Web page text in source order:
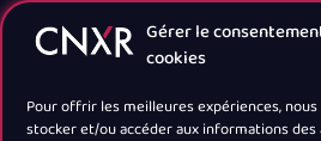
Gérer le
cookies
Pour offrir les meilleures expériences,
stocker et/ou accéder aux informations des